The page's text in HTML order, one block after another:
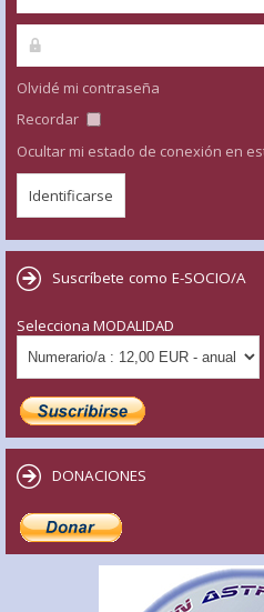
Olvidé mi contraseña
Recordar
Ocultar mi estado de conexión en
Suscríbete como E-SOCIO/A
Selecciona MODALIDAD
DONACIONES